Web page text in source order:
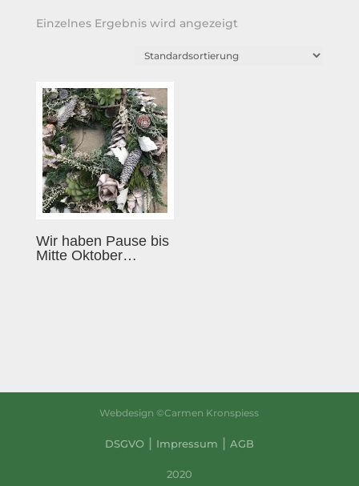
Einzelnes Ergebnis wird angezeigt
Wir haben Pause bis
Mitte Oktober…
Webdesign ©Carmen Kronspiess
DSGVO| Impressum | AGB
2020